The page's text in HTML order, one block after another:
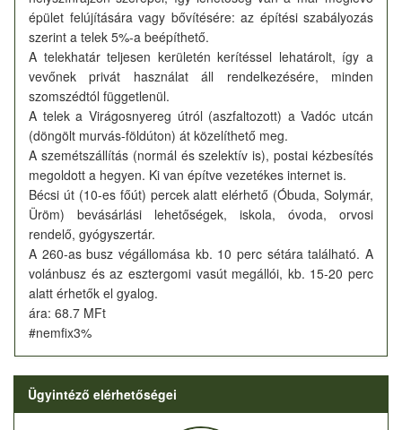
épület felújítására vagy bővítésére: az építési szabályozás
szerint a telek 5%-a beépíthető.
A telekhatár teljesen kerületén kerítéssel lehatárolt, így a
vevőnek privát használat áll rendelkezésére, minden
szomszédtól függetlenül.
A telek a Virágosnyereg útról (aszfaltozott) a Vadóc utcán
(döngölt murvás-földúton) át közelíthető meg.
A szemétszállítás (normál és szelektív is), postai kézbesítés
megoldott a hegyen. Ki van építve vezetékes internet is.
Bécsi út (10-es főút) percek alatt elérhető (Óbuda, Solymár,
Üröm) bevásárlási lehetőségek, iskola, óvoda, orvosi
rendelő, gyógyszertár.
A 260-as busz végállomása kb. 10 perc sétára található. A
volánbusz és az esztergomi vasút megállói, kb. 15-20 perc
alatt érhetők el gyalog.
ára: 68.7 MFt
#nemfix3%
Ügyintéző elérhetőségei